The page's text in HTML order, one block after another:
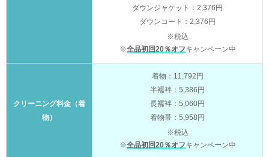
ダウンジャケット：2,376円
ダウンコート：2,376円
※税込
※全品初回20％オフキャンペーン中
クリーニング料金（着
物）
着物：11,792円
半襦袢：5,386円
長襦袢：5,060円
着物帯：5,958円
※税込
※全品初回20％オフキャンペーン中